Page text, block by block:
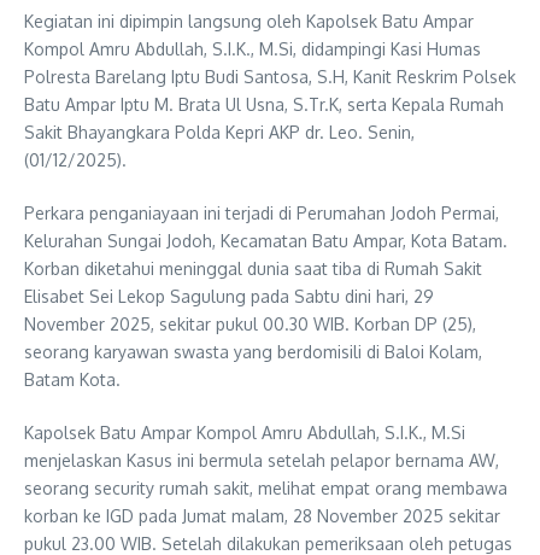
Kegiatan ini dipimpin langsung oleh Kapolsek Batu Ampar
Kompol Amru Abdullah, S.I.K., M.Si, didampingi Kasi Humas
Polresta Barelang Iptu Budi Santosa, S.H, Kanit Reskrim Polsek
Batu Ampar Iptu M. Brata Ul Usna, S.Tr.K, serta Kepala Rumah
Sakit Bhayangkara Polda Kepri AKP dr. Leo. Senin,
(01/12/2025).
Perkara penganiayaan ini terjadi di Perumahan Jodoh Permai,
Kelurahan Sungai Jodoh, Kecamatan Batu Ampar, Kota Batam.
Korban diketahui meninggal dunia saat tiba di Rumah Sakit
Elisabet Sei Lekop Sagulung pada Sabtu dini hari, 29
November 2025, sekitar pukul 00.30 WIB. Korban DP (25),
seorang karyawan swasta yang berdomisili di Baloi Kolam,
Batam Kota.
Kapolsek Batu Ampar Kompol Amru Abdullah, S.I.K., M.Si
menjelaskan Kasus ini bermula setelah pelapor bernama AW,
seorang security rumah sakit, melihat empat orang membawa
korban ke IGD pada Jumat malam, 28 November 2025 sekitar
pukul 23.00 WIB. Setelah dilakukan pemeriksaan oleh petugas